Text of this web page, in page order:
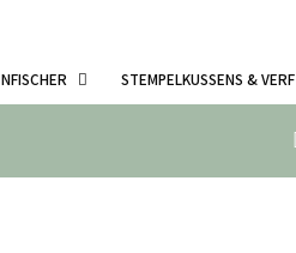
STEMPELKUSSENS & VERF